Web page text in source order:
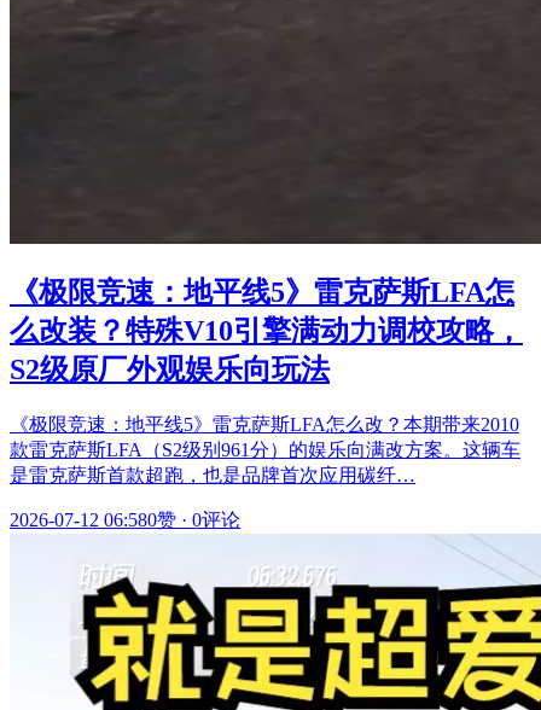
《极限竞速：地平线5》雷克萨斯LFA怎
么改装？特殊V10引擎满动力调校攻略，
S2级原厂外观娱乐向玩法
《极限竞速：地平线5》雷克萨斯LFA怎么改？本期带来2010
款雷克萨斯LFA（S2级别961分）的娱乐向满改方案。这辆车
是雷克萨斯首款超跑，也是品牌首次应用碳纤…
2026-07-12 06:580赞 · 0评论